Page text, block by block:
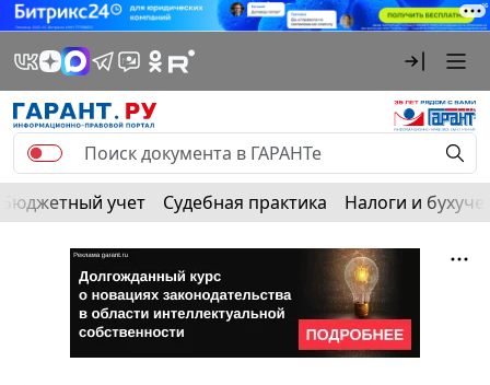
Бюджетный учет Судебная практика Налоги и